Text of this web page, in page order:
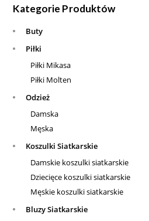
Kategorie Produktów
Buty
Piłki
Piłki Mikasa
Piłki Molten
Odzież
Damska
Męska
Koszulki Siatkarskie
Damskie koszulki siatkarskie
Dziecięce koszulki siatkarskie
Męskie koszulki siatkarskie
Bluzy Siatkarskie